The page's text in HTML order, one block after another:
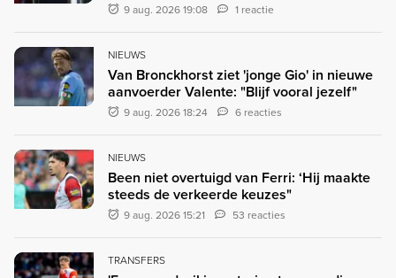
9 aug. 2026 19:08 1 reactie
NIEUWS
Van Bronckhorst ziet 'jonge Gio' in nieuwe
aanvoerder Valente: "Blijf vooral jezelf"
9 aug. 2026 18:24 6 reacties
NIEUWS
Been niet overtuigd van Ferri: ‘Hij maakte
steeds de verkeerde keuzes"
9 aug. 2026 15:21 53 reacties
TRANSFERS